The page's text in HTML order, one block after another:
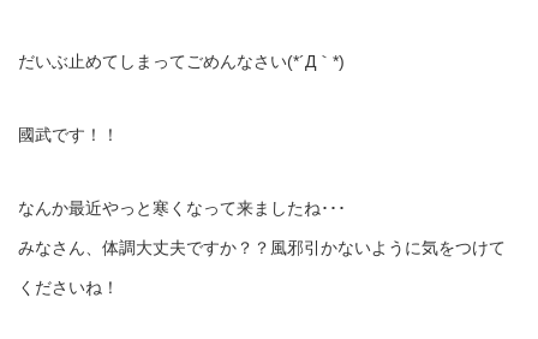
だいぶ止めてしまってごめんなさい(*´Д｀*)
國武です！！
なんか最近やっと寒くなって来ましたね･･･
みなさん、体調大丈夫ですか？？風邪引かないように気をつけて
くださいね！